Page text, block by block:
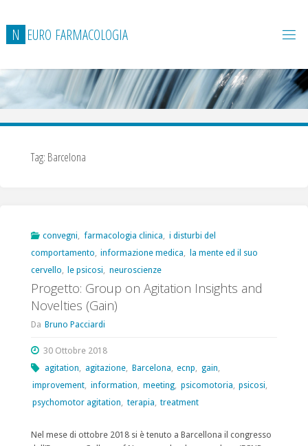
contenuto
N EURO FARMACOLOGIA
Tag: Barcelona
convegni, farmacologia clinica, i disturbi del
comportamento, informazione medica,
la mente ed il suo
cervello, le psicosi, neuroscienze
Progetto: Group on Agitation Insights and
Novelties (Gain)
Da Bruno Pacciardi
30 Ottobre 2018
agitation, agitazione, Barcelona, ecnp, gain,
improvement, information, meeting, psicomotoria, psicosi,
psychomotor agitation, terapia, treatment
Nel mese di ottobre 2018 si è tenuto a Barcellona il congresso